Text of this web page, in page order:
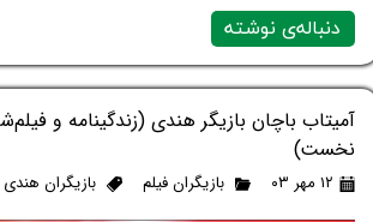
دنباله‌ی نوشته
آمیتاب باچان بازیگر هندی (زندگینامه و
نخست)
۱۲ مهر ۰۳ بازیگران فیلم بازیگران هندی